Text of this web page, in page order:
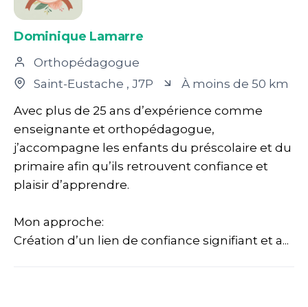
Dominique Lamarre
Orthopédagogue
Saint-Eustache , J7P
À moins de 50 km
Avec plus de 25 ans d’expérience comme
enseignante et orthopédagogue,
j’accompagne les enfants du préscolaire et du
primaire afin qu’ils retrouvent confiance et
plaisir d’apprendre.
Mon approche:
Création d’un lien de confiance signifiant et a...